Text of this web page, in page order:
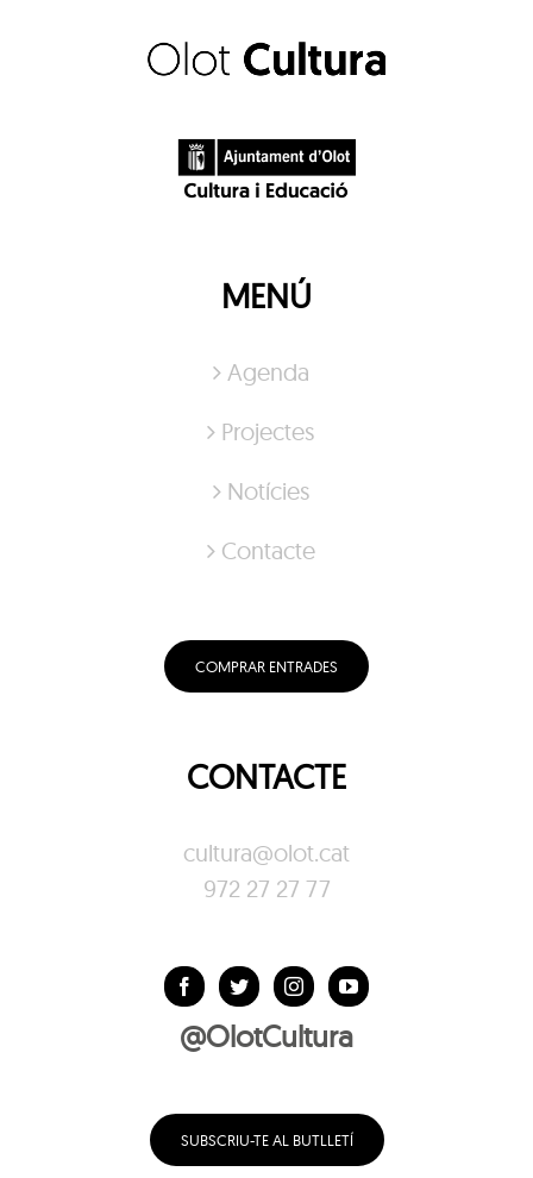
MENÚ
Agenda
Projectes
Notícies
Contacte
COMPRAR ENTRADES
CONTACTE
cultura@olot.cat
972 27 27 77
@OlotCultura
SUBSCRIU-TE AL BUTLLETÍ